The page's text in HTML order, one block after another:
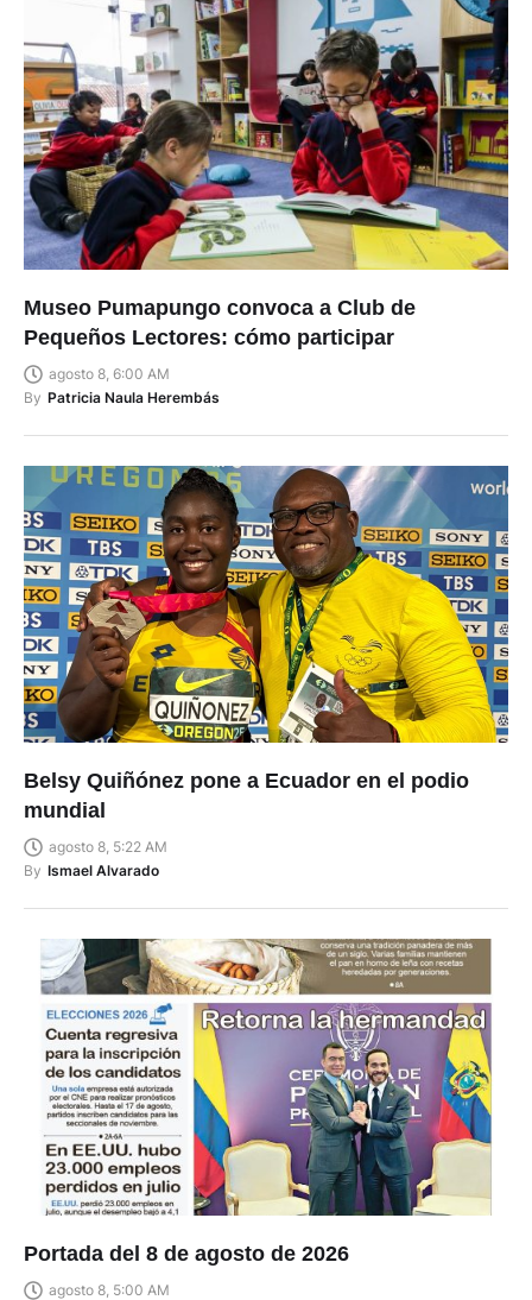
Museo Pumapungo convoca a Club de
Pequeños Lectores: cómo participar
agosto 8, 6:00 AM
By Patricia Naula Herembás
Belsy Quiñónez pone a Ecuador en el podio
mundial
agosto 8, 5:22 AM
By Ismael Alvarado
Portada del 8 de agosto de 2026
agosto 8, 5:00 AM